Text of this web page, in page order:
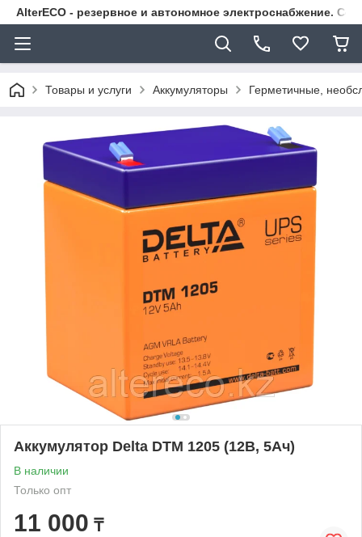
AlterECO - резервное и автономное электроснабжение.
Товары и услуги Аккумуляторы Герметичные,
Аккумулятор Delta DTM 1205 (12В, 5Ач)
В наличии
Только опт
11 000 ₸